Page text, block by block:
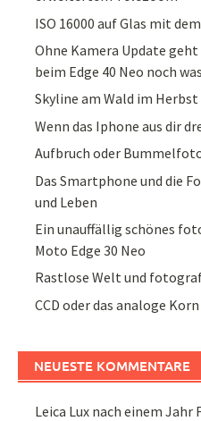
ISO 16000 auf Glas mit
Ohne Kamera Update
beim Edge 40 Neo noch
Skyline am Wald im Herbst
Wenn das Iphone aus dir
Aufbruch oder
Das Smartphone und die
und Leben
Ein unauffällig schönes
Moto Edge 30 Neo
Rastlose Welt und
CCD oder das analoge
NEUESTE KOMMENTARE
Leica Lux nach einem